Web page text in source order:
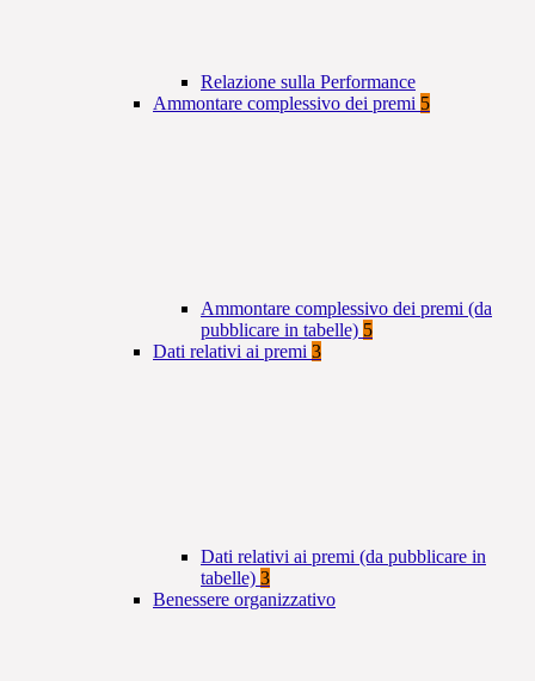
Relazione sulla Performance
Ammontare complessivo dei premi 5
Ammontare complessivo dei premi (da
pubblicare in tabelle) 5
Dati relativi ai premi 3
Dati relativi ai premi (da pubblicare in
tabelle) 3
Benessere organizzativo